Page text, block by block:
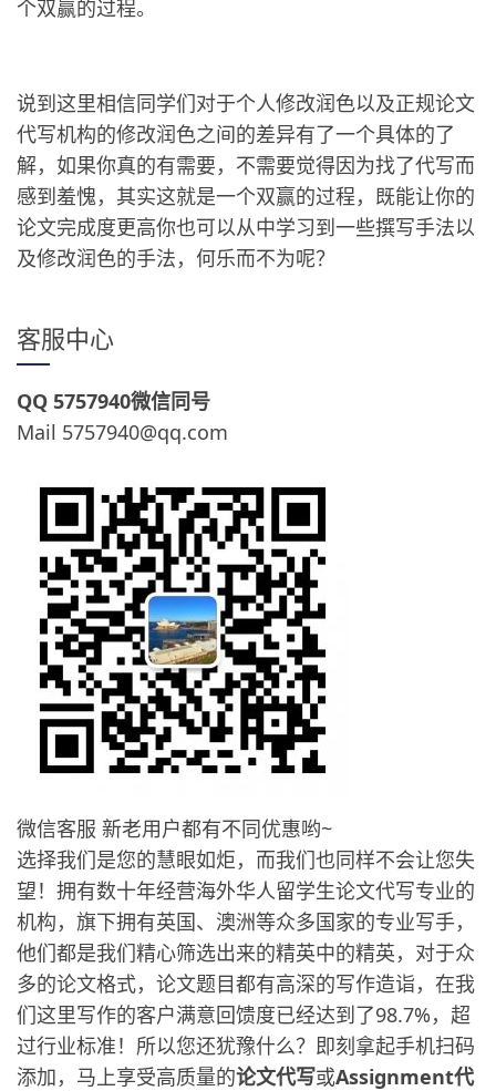
个双赢的过程。
说到这里相信同学们对于个人修改润色以及正规论文
代写机构的修改润色之间的差异有了一个具体的了
解，如果你真的有需要，不需要觉得因为找了代写而
感到羞愧，其实这就是一个双赢的过程，既能让你的
论文完成度更高你也可以从中学习到一些撰写手法以
及修改润色的手法，何乐而不为呢？
客服中心
QQ 5757940微信同号
Mail 5757940@qq.com
微信客服 新老用户都有不同优惠哟~
选择我们是您的慧眼如炬，而我们也同样不会让您失
望！拥有数十年经营海外华人留学生论文代写专业的
机构，旗下拥有英国、澳洲等众多国家的专业写手，
他们都是我们精心筛选出来的精英中的精英，对于众
多的论文格式，论文题目都有高深的写作造诣，在我
们这里写作的客户满意回馈度已经达到了98.7%，超
过行业标准！所以您还犹豫什么？即刻拿起手机扫码
添加，马上享受高质量的论文代写或Assignment代